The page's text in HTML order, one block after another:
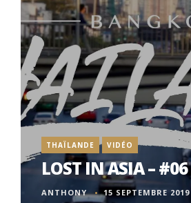
THAÏLANDE VIDÉO
LOST IN ASIA – #06
ANTHONY 15 SEPTEMBRE 2019